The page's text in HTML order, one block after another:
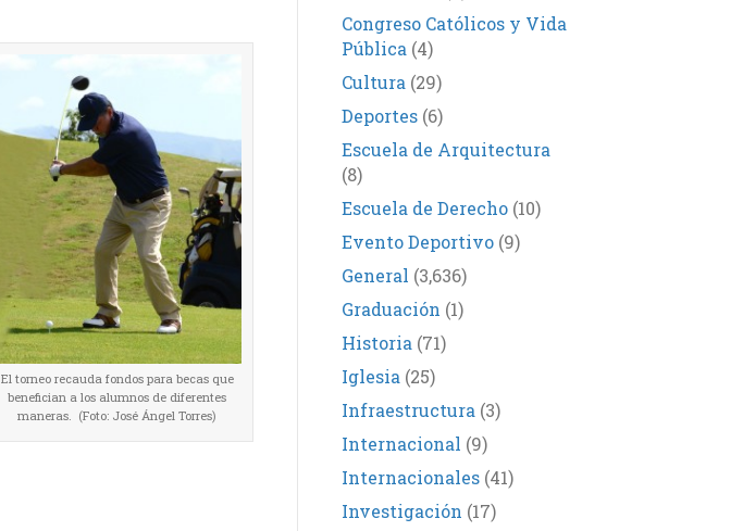
El torneo recauda fondos para becas que
benefician a los alumnos de diferentes
maneras. (Foto: José Ángel Torres)
Congreso Católicos y Vida
Pública (4)
Cultura (29)
Deportes(6)
Escuela de Arquitectura
(8)
Escuela de Derecho(10)
Evento Deportivo(9)
General (3,636)
Graduación (1)
Historia (71)
Iglesia (25)
Infraestructura (3)
Internacional (9)
Internacionales(41)
Investigación (17)